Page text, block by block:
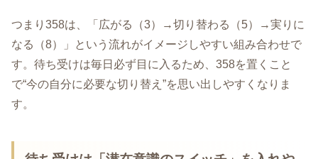
つまり358は、「広がる（3）→切り替わる（5）→実りに
なる（8）」という流れがイメージしやすい組み合わせで
す。待ち受けは毎日必ず目に入るため、358を置くこと
で“今の自分に必要な切り替え”を思い出しやすくなりま
す。